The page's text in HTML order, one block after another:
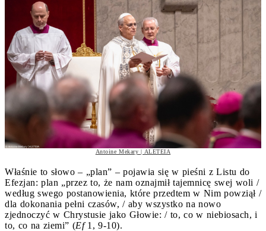
Antoine Mekary | ALETEIA
Właśnie to słowo – „plan” – pojawia się w pieśni z Listu do
Efezjan: plan „przez to, że nam oznajmił tajemnicę swej woli /
według swego postanowienia, które przedtem w Nim powziął /
dla dokonania pełni czasów, / aby wszystko na nowo
zjednoczyć w Chrystusie jako Głowie: / to, co w niebiosach, i
to, co na ziemi” (Ef1, 9-10).